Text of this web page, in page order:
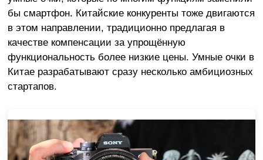
бы смартфон. Китайские конкуренты тоже двигаются
в этом направлении, традиционно предлагая в
качестве компенсации за упрощённую
функциональность более низкие цены. Умные очки в
Китае разрабатывают сразу несколько амбициозных
стартапов.